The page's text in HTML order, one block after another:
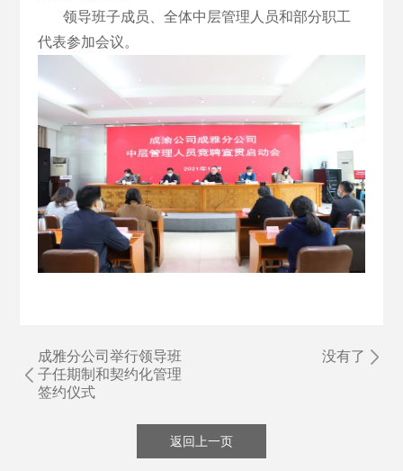
领导班子成员、全体中层管理人员和部分职工
代表参加会议。
成雅分公司举行领导班
子任期制和契约化管理
签约仪式
没有了
返回上一页